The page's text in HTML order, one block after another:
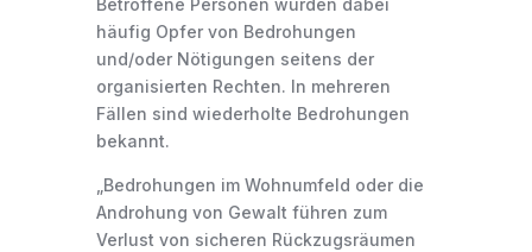
Betroffene Personen wurden dabei
häufig Opfer von Bedrohungen
und/oder Nötigungen seitens der
organisierten Rechten. In mehreren
Fällen sind wiederholte Bedrohungen
bekannt.
„Bedrohungen im Wohnumfeld oder die
Androhung von Gewalt führen zum
Verlust von sicheren Rückzugsräumen